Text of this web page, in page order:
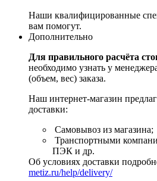
Наши квалифицированные
вам помогут.
Дополнительно
Для правильного расчёта
необходимо узнать у
(объем, вес) заказа.
Наш интернет-магазин
доставки:
Самовывоз из магазина;
Транспортными
ПЭК и др.
Об условиях доставки
metiz.ru/help/delivery/